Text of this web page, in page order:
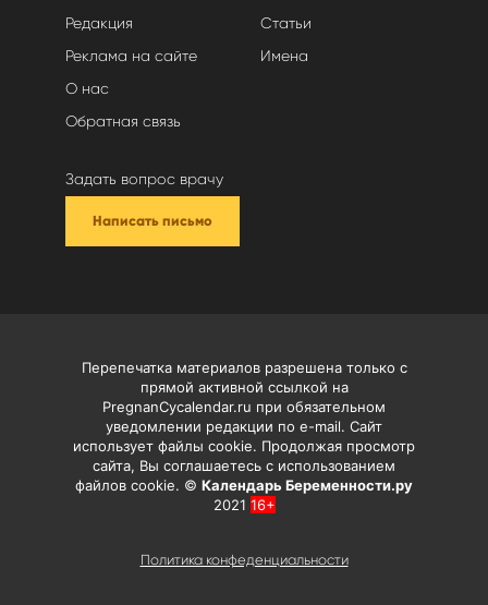
Редакция
Реклама на сайте
О нас
Обратная связь
Статьи
Имена
Задать вопрос врачу
Написать письмо
Перепечатка материалов разрешена только с
прямой активной ссылкой на
PregnanCycalendar.ru при обязательном
уведомлении редакции по e-mail. Сайт
использует файлы cookie. Продолжая просмотр
сайта, Вы соглашаетесь с использованием
файлов cookie. © Календарь Беременности.ру
2021 16+
Политика конфеденциальности